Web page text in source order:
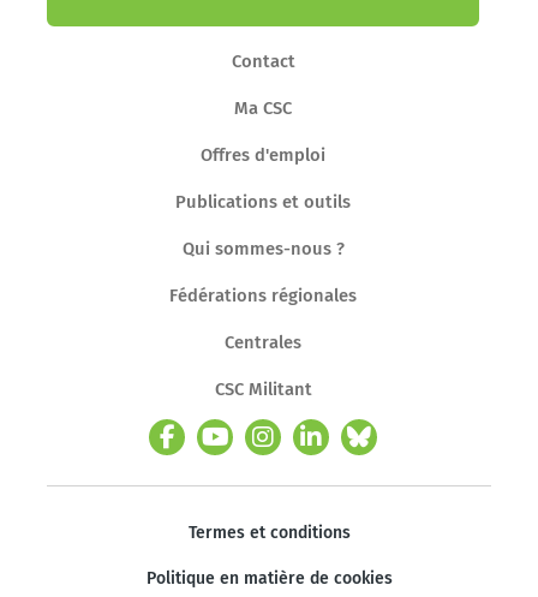
Contact
Ma CSC
Offres d'emploi
Publications et outils
Qui sommes-nous ?
Fédérations régionales
Centrales
CSC Militant
Termes et conditions
Politique en matière de cookies